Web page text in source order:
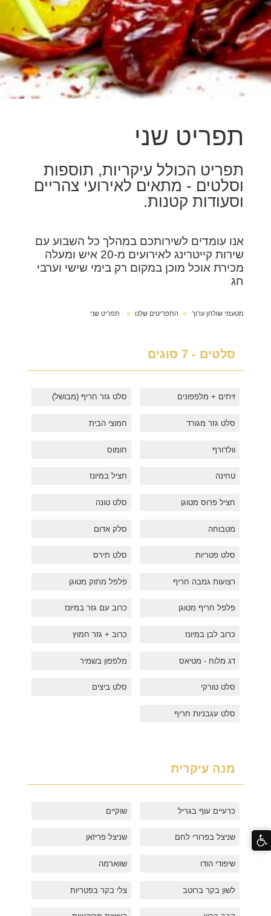
תפריט שני
תפריט הכולל עיקריות, תוספות
וסלטים - מתאים לאירועי צהריים
וסעודות קטנות.
אנו עומדים לשירותכם במהלך כל השבוע עם
שירות קייטרינג לאירועים מ-20 איש ומעלה
מכירת אוכל מוכן במקום רק בימי שישי וערבי
חג
מטעמי שולחן ערוך התפריטים שלנו תפריט שני
סלטים - 7 סוגים
זיתים + מלפפונים סלט גזר חריף (מבושל)
סלט גזר מגורד חמוצי הבית
וולדורף חומוס
טחינה חציל במיונז
חציל פרוס מטוגן סלט טונה
מטבוחה סלק אדום
סלט פטריות סלט תירס
רצועות גמבה חריף פלפל מתוק מטוגן
פלפל חריף מטוגן כרוב עם גזר במיונז
כרוב לבן במיונז כרוב + גזר חמוץ
דג מלוח - מטיאס מלפפון בשמיר
סלט טורקי סלט ביצים
סלט עגבניות חריף
מנה עיקרית
כרעיים עוף בגריל שוקיים
שניצל בפרורי לחם שניצל פריזאן
שיפודי הודו שווארמה
לשון בקר ברוטב צלי בקר בפטריות